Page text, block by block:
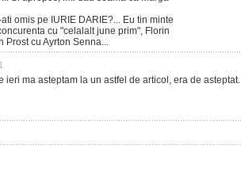
omis pe IURIE DARIE?... Eu tin minte
cu "celalalt june prim", Florin
Prost cu Ayrton Senna...
ieri ma asteptam la un astfel de articol, era de asteptat.